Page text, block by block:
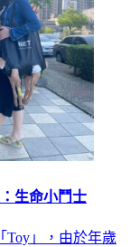
生命小鬥士
Toy」，由於年歲